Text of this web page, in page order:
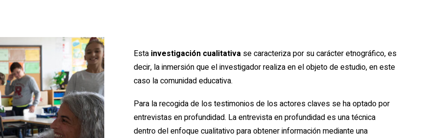
Esta investigación cualitativa se caracteriza por su carácter etnográfico, es
decir, la inmersión que el investigador realiza en el objeto de estudio, en este
caso la comunidad educativa.
Para la recogida de los testimonios de los actores claves se ha optado por
entrevistas en profundidad. La entrevista en profundidad es una técnica
dentro del enfoque cualitativo para obtener información mediante una